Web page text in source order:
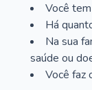
Você
Há
Na sua
saúde ou
Você faz